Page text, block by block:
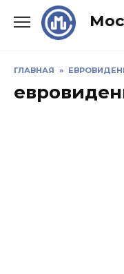
ГЛАВНАЯ »